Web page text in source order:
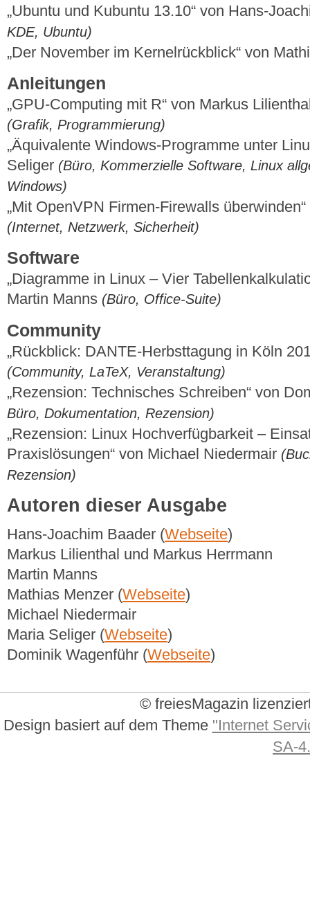
„Ubuntu und Kubuntu 13.10“ von Hans-
KDE, Ubuntu)
„Der November im Kernelrückblick“ von
Anleitungen
„GPU-Computing mit R“ von Markus
(Grafik, Programmierung)
„Äquivalente Windows-Programme unter
Seliger (Büro, Kommerzielle Software, Linux
Windows)
„Mit OpenVPN Firmen-Firewalls
(Internet, Netzwerk, Sicherheit)
Software
„Diagramme in Linux – Vier
Martin Manns (Büro, Office-Suite)
Community
„Rückblick: DANTE-Herbsttagung in Köln
(Community, LaTeX, Veranstaltung)
„Rezension: Technisches Schreiben“ von
Büro, Dokumentation, Rezension)
„Rezension: Linux Hochverfügbarkeit –
Praxislösungen“ von Michael Niedermair
Rezension)
Autoren dieser Ausgabe
Hans-Joachim Baader (Webseite)
Markus Lilienthal und Markus Herrmann
Martin Manns
Mathias Menzer (Webseite)
Michael Niedermair
Maria Seliger (Webseite)
Dominik Wagenführ (Webseite)
© freiesMagazin
Design basiert auf dem Theme "Internet
SA-